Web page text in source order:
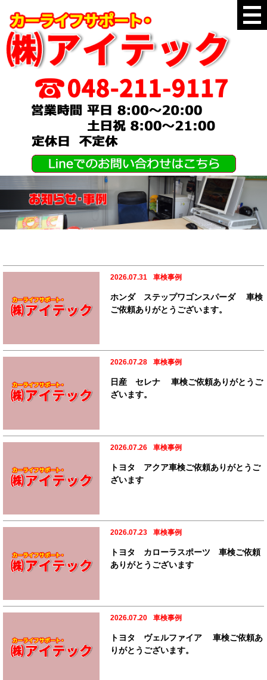
2026.07.31 車検事例
ホンダ ステップワゴンスパーダ 車検
ご依頼ありがとうございます。
2026.07.28 車検事例
日産 セレナ 車検ご依頼ありがとうご
ざいます。
2026.07.26 車検事例
トヨタ アクア車検ご依頼ありがとうご
ざいます
2026.07.23 車検事例
トヨタ カローラスポーツ 車検ご依頼
ありがとうございます
2026.07.20 車検事例
トヨタ ヴェルファイア 車検ご依頼あ
りがとうございます。